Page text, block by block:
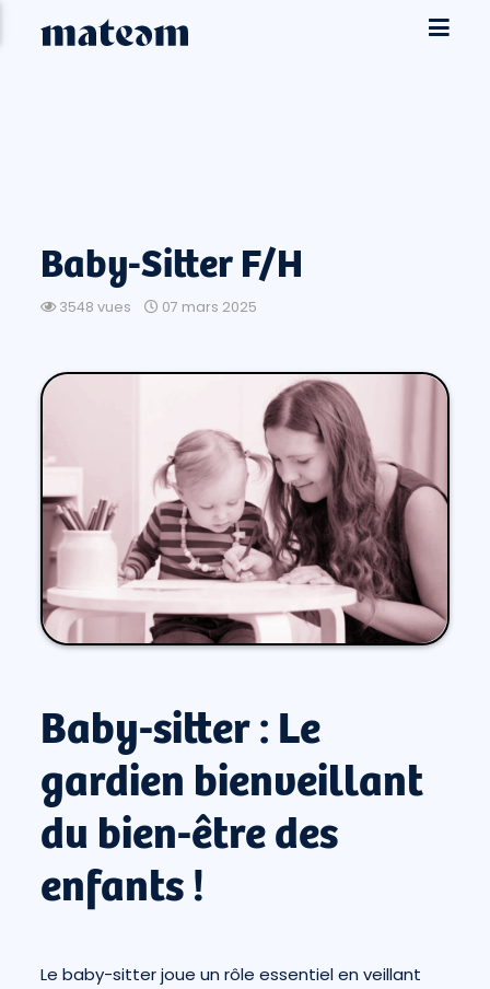
Baby-Sitter F/H
3548 vues 07 mars 2025
Baby-sitter : Le
gardien bienveillant
du bien-être des
enfants !
Le baby-sitter joue un rôle essentiel en veillant